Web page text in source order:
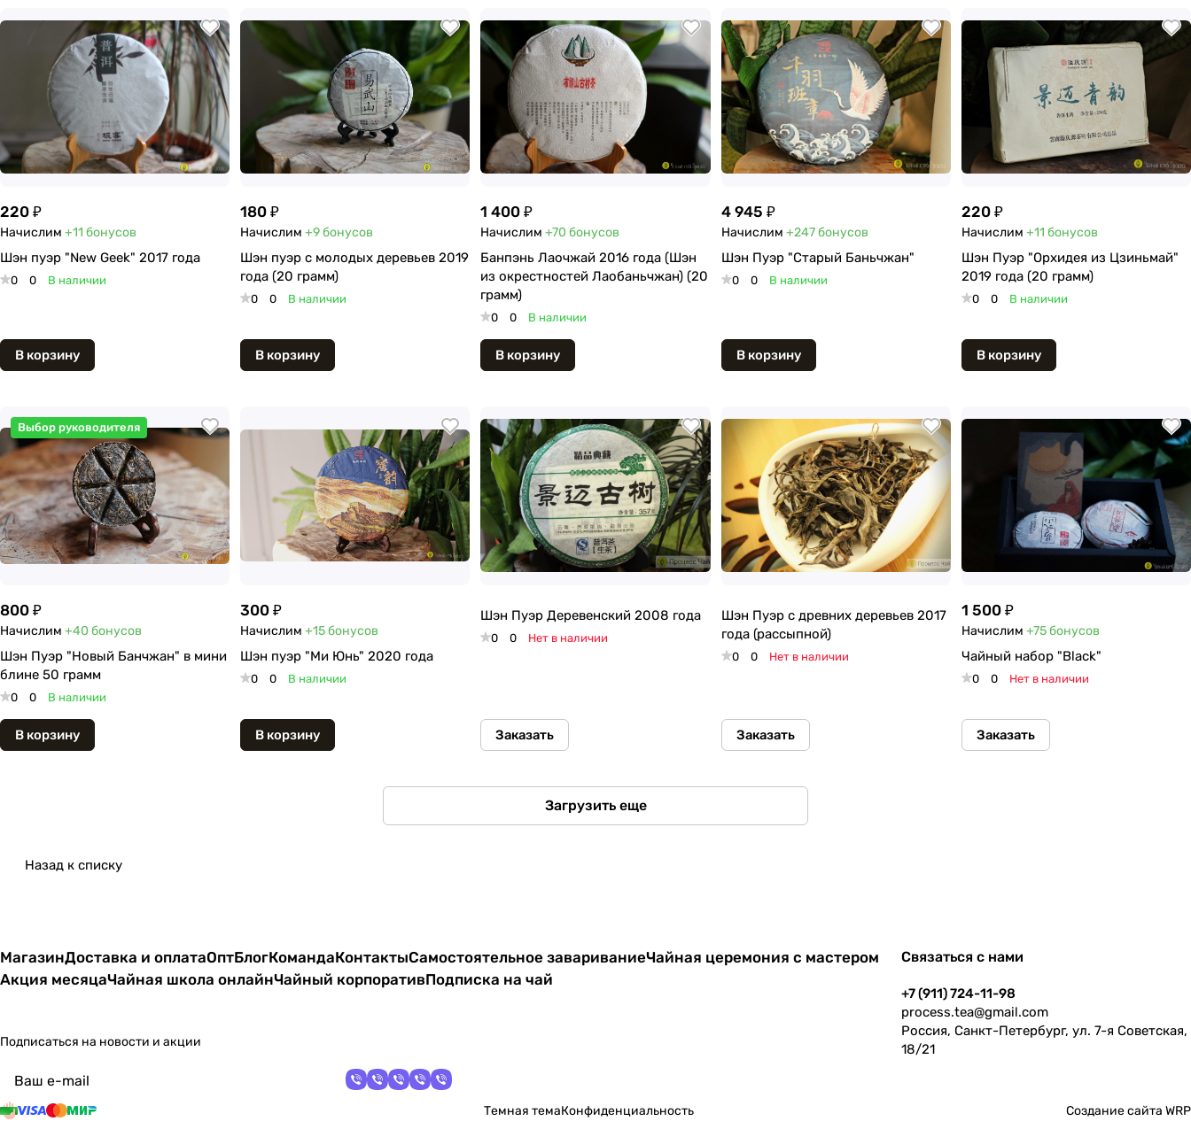
220 ₽
Начислим +11 бонусов
Шэн пуэр "New Geek" 2017 года
0 0 В наличии
В корзину
180 ₽
Начислим +9бонусов
Шэн пуэр с молодых деревьев 2019
года (20 грамм)
0 0 В наличии
В корзину
1 400 ₽
Начислим +70 бонусов
Банпэнь Лаочжай 2016 года (Шэн
из окрестностей Лаобаньчжан) (20
грамм)
0 0 В наличии
В корзину
4 945 ₽
Начислим +247 бонусов
Шэн Пуэр "Старый Баньчжан"
0 0 В наличии
В корзину
220 ₽
Начислим +11 бонусов
Шэн Пуэр "Орхидея из Цзиньмай"
2019 года (20 грамм)
0 0 В наличии
В корзину
Выбор руководителя
800 ₽
Начислим +40 бонусов
Шэн Пуэр "Новый Банчжан" в мини
блине 50 грамм
0 0 В наличии
В корзину
300 ₽
Начислим +15бонусов
Шэн пуэр "Ми Юнь" 2020 года
0 0 В наличии
В корзину
Шэн Пуэр Деревенский 2008 года
0 0 Нет в наличии
Заказать
Шэн Пуэр с древних деревьев 2017
года (рассыпной)
0 0 Нет в наличии
Заказать
1 500 ₽
Начислим +75бонусов
Чайный набор "Black"
0 0 Нет в наличии
Заказать
Загрузить еще
Назад к списку
МагазинДоставка и оплатаОптБлогКомандаКонтактыСамостоятельное завариваниеЧайная церемония с мастером
Акция месяцаЧайная школа онлайнЧайный корпоративПодписка на чай
Подписаться на новости и акции
Связаться с нами
+7 (911) 724-11-98
process.tea@gmail.com
Россия, Санкт-Петербург, ул. 7-я Советская,
18/21
Темная темаКонфиденциальность Создание сайта WRP